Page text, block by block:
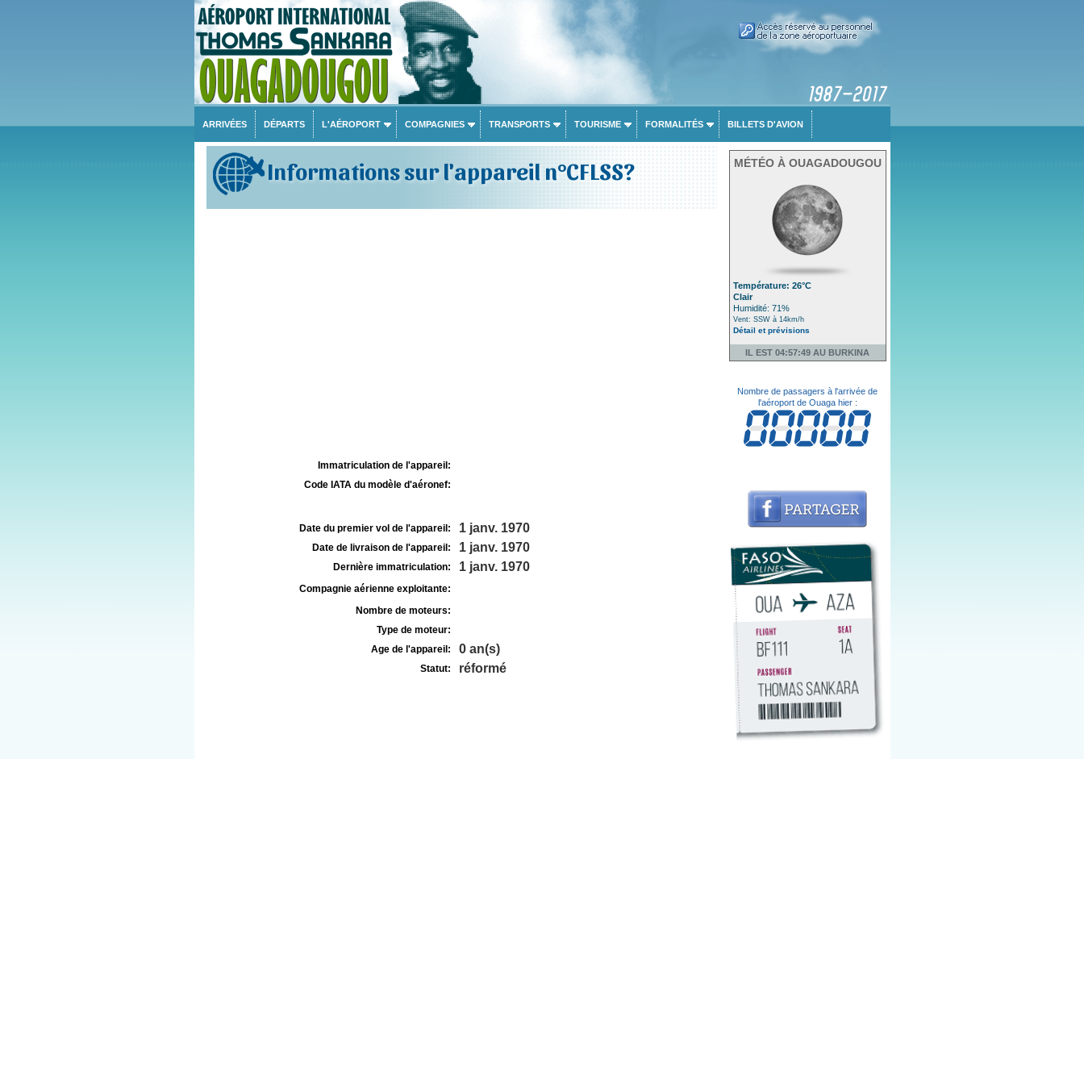
ARRIVÉES DÉPARTS L'AÉROPORT COMPAGNIES TRANSPORTS TOURISME FORMALITÉS BILLETS D'AVION
Informations sur l'appareil n°CFLSS?
Immatriculation de l'appareil:
Code IATA du modèle d'aéronef:
Date du premier vol de l'appareil: 1 janv. 1970
Date de livraison de l'appareil: 1 janv. 1970
Dernière immatriculation: 1 janv. 1970
Compagnie aérienne exploitante:
Nombre de moteurs:
Type de moteur:
Age de l'appareil:
0 an(s)
Statut: réformé
MÉTÉO À OUAGADOUGOU
Température: 26°C
Clair
Humidité: 71%
Vent: SSW à 14km/h
Détail et prévisions
IL EST 04:57:49 AU BURKINA
Nombre de passagers à l'arrivée de
l'aéroport de Ouaga hier :